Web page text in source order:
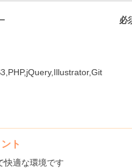
必
ト
快適な環境です